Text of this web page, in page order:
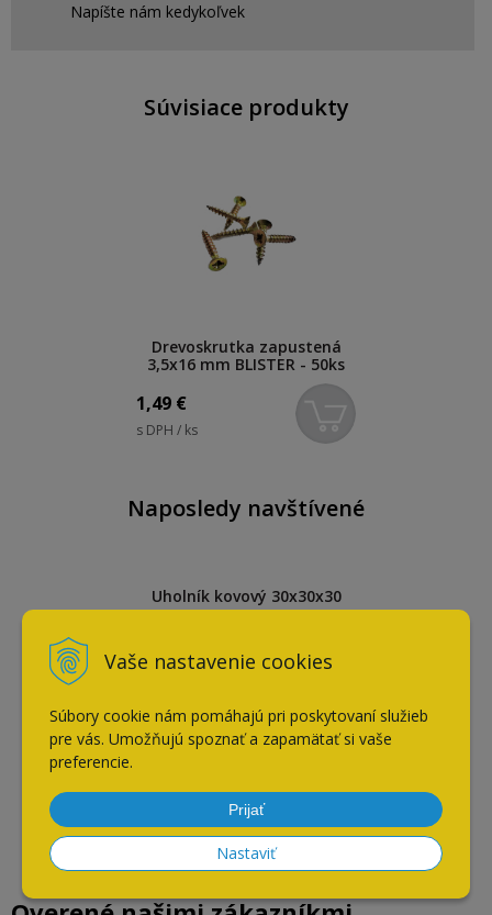
Vaše nastavenie cookies
Súbory cookie nám pomáhajú pri poskytovaní služieb
pre vás. Umožňujú spoznať a zapamätať si vaše
preferencie.
Prijať
Nastaviť
Napíšte nám kedykoľvek
Súvisiace produkty
Drevoskrutka zapustená
3,5x16 mm BLISTER - 50ks
1,49 €
s DPH / ks
Naposledy navštívené
Uholník kovový 30x30x30
mm